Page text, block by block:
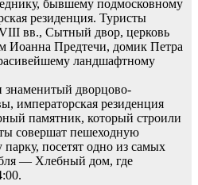
бывшему подмосковному
резиденция. Туристы
вв., Сытный двор, церковь
Иоанна Предтечи, домик Петра
ландшафтному
дворцово-
императорская резиденция
памятник, который строили
совершат пешеходную
посетят одно из самых
— Хлебный дом, где